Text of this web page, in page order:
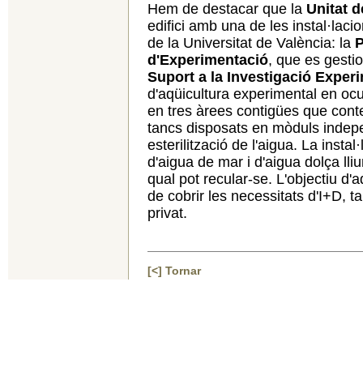
Hem de destacar que la Unitat
edifici amb una de les
de la Universitat de València: la
d'Experimentació, que es
Suport a la Investigació
d'aqüicultura experimental en
en tres àrees contigües que
tancs disposats en mòduls
esterilització de l'aigua. La
d'aigua de mar i d'aigua dolça
qual pot recular-se. L'objectiu
de cobrir les necessitats d'I+D,
privat.
[<] Tornar